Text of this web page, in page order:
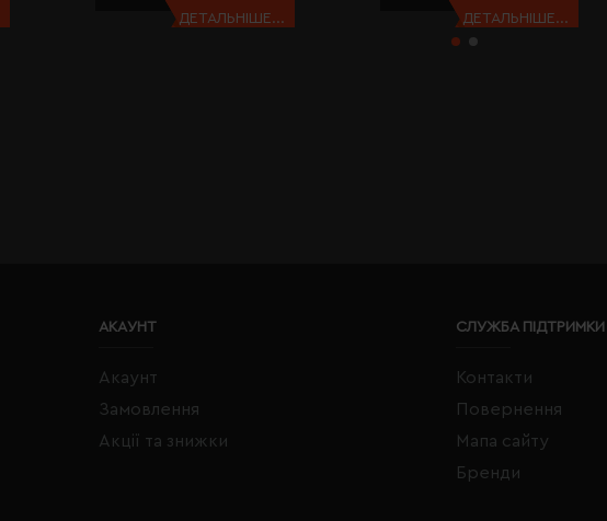
ДЕТАЛЬНІШЕ... ДЕТАЛЬНІШЕ...
АКАУНТ
Акаунт
Замовлення
Акції та знижки
СЛУЖБА ПІДТРИМКИ
Контакти
Повернення
Мапа сайту
Бренди